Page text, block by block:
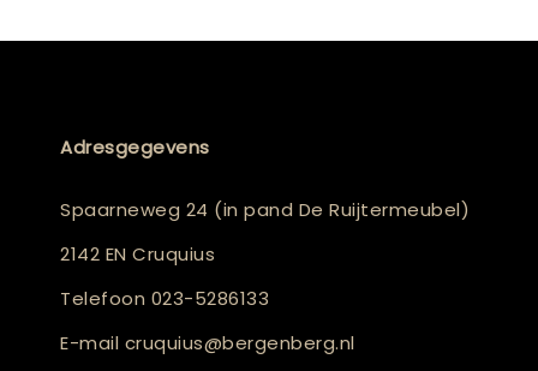
Adresgegevens
Spaarneweg 24 (in pand De Ruijtermeubel)
2142 EN Cruquius
Telefoon 023-5286133
E-mail cruquius@bergenberg.nl